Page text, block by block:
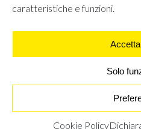
caratteristiche e funzioni.
Solo
Cookie Policy
29,95
PRIVACY POLICY
UNI GRUPPO S.R.L - Viale Angelo
All right reserved P.IVA